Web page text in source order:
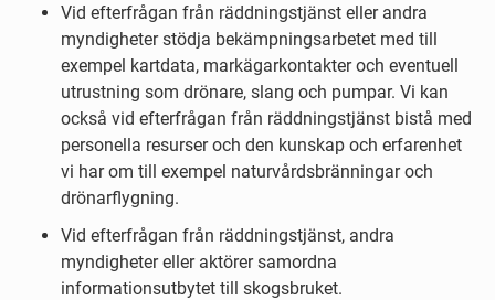
Vid efterfrågan från räddningstjänst eller andra
myndigheter stödja bekämpningsarbetet med till
exempel kartdata, markägarkontakter och eventuell
utrustning som drönare, slang och pumpar. Vi kan
också vid efterfrågan från räddningstjänst bistå med
personella resurser och den kunskap och erfarenhet
vi har om till exempel naturvårdsbränningar och
drönarflygning.
Vid efterfrågan från räddningstjänst, andra
myndigheter eller aktörer samordna
informationsutbytet till skogsbruket.